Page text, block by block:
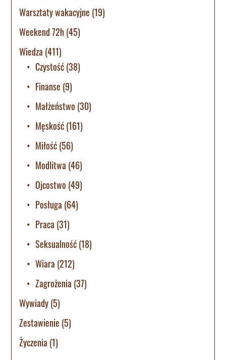
Warsztaty wakacyjne (19)
Weekend 72h(45)
Wiedza (411)
Czystość(38)
Finanse (9)
Małżeństwo (30)
Męskość(161)
Miłość(56)
Modlitwa (46)
Ojcostwo (49)
Posługa (64)
Praca (31)
Seksualność(18)
Wiara (212)
Zagrożenia (37)
Wywiady(5)
Zestawienie (5)
Życzenia (1)